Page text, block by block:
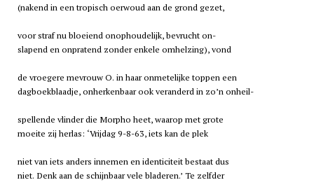
(nakend in een tropisch oerwoud aan de grond gezet,
voor straf nu bloeiend onophoudelijk, bevrucht on-
slapend en onpratend zonder enkele omhelzing), vond
de vroegere mevrouw O. in haar onmetelijke toppen een
dagboekblaadje, onherkenbaar ook veranderd in zo’n onheil-
spellende vlinder die Morpho heet, waarop met grote
moeite zij herlas: ‘Vrijdag 9-8-63, iets kan de plek
niet van iets anders innemen en identiciteit bestaat dus
niet. Denk aan de schijnbaar vele bladeren.’ Te zelfder